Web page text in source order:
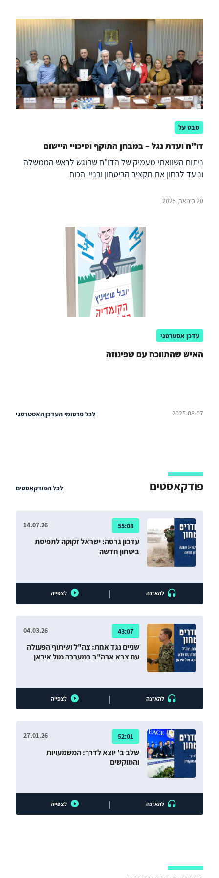
מבט על
דו"ח ועדת נגל – במבחן התוקף וסיכויי היישום
ניתוח השוואתי מעמיק של הדו"ח שהוגש לראש הממשלה
ונועד לבחון את תקציב הביטחון ובניין הכוח
20 בינואר, 2025
עדכן אסטרטגי
האיש שהתווכח עם שפינוזה
2025-08-07 לכל פרסומי העדכן האסטרטגי
פודקאסטים לכל הפודקאסטים
55:08
14.07.26
עדכון גרסה: ישראל זקוקה לתפיסת
ביטחון חדשה
להאזנה | לצפייה
43:07
04.03.26
שניים נגד אחת: צה"ל ושיתוף הפעולה
עם צבא ארה"ב במערכה מול איראן
להאזנה | לצפייה
52:01
27.01.26
שלב ב' יוצא לדרך: המשמעויות
והמוקשים
להאזנה | לצפייה